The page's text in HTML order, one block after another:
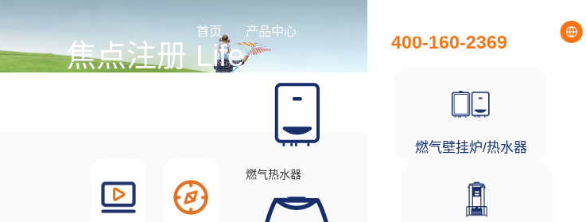
首页 产品中心
燃气热水器
燃气壁挂炉/热水器
400-160-2369
焦点注册 Life